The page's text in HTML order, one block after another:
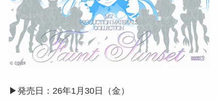
▶︎発売日：26年1月30日（金）